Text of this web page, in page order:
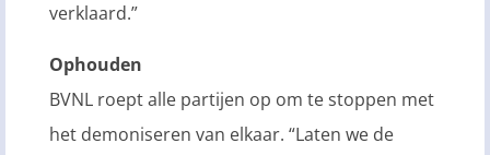
verklaard.”
Ophouden
BVNL roept alle partijen op om te stoppen met
het demoniseren van elkaar. “Laten we de